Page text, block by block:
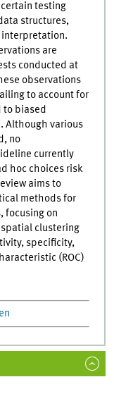
testing
structures,
are
conducted at
observations
to account for
to biased
Although various
no
currently
hoc choices risk
aims to
methods for
focusing on
clustering
specificity,
(ROC)